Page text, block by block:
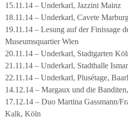
15.11.14 – Underkarl, Jazzini Mainz
18.11.14 – Underkarl, Cavete
19.11.14 – Lesung auf der Finissage
Museumsquartier Wien
20.11.14 – Underkarl, Stadtgarten
21.11.14 – Underkarl, Stadthalle
22.11.14 – Underkarl, Plusétage,
14.12.14 – Margaux und die
17.12.14 – Duo Martina Gassmann/
Kalk, Köln